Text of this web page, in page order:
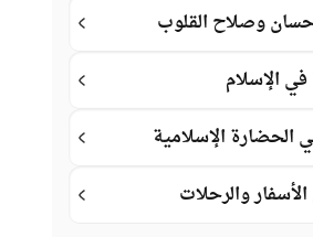
وصلاح القلوب
الإسلام
الحضارة الإسلامية
والرحلات